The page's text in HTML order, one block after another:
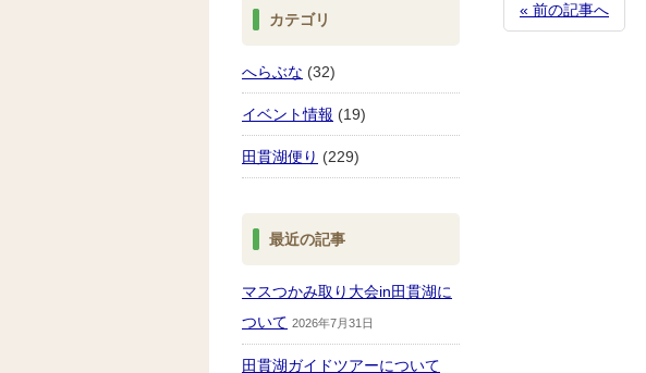
« 前の記事へ
カテゴリ
へらぶな (32)
イベント情報 (19)
田貫湖便り (229)
最近の記事
マスつかみ取り大会in田貫湖に
ついて 2026年7月31日
田貫湖ガイドツアーについて